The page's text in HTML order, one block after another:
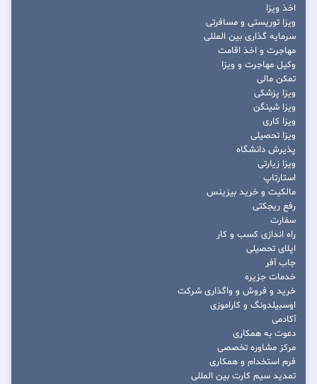
اخذ ویزا
ویزا توریستی و مسافرتی
سرمایه گذاری بین المللی
مهاجرت و اخذ اقامت
وکیل مهاجرت و ویزا
تمکن مالی
ویزا پزشکی
ویزا شینگن
ویزا کاری
ویزا تحصیلی
پذیرش دانشگاه
ویزا زیارتی
استارتاپ
مالکیت و خرید بیزینس
رفع ریجکتی
سفارت
راه اندازی کسب و کار
اپلای تحصیلی
جاب آفر
خدمات جزیره
خرید و فروش و واگذاری شرکت
اوسبیلدونگ و کاراموزی
آکادمی
دعوت به همکاری
مرکز مشاوره تخصصی
فرم استخدام و همکاری
تمدید سیم کارت بین المللی